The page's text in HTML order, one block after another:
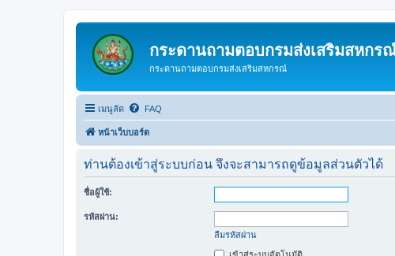
กระดานถามตอบกรมส่งเสริมสหกร
กระดานถามตอบกรมส่งเสริมสหกรณ์
เมนูลัด FAQ
หน้าเว็บบอร์ด
ท่านต้องเข้าสู่ระบบก่อน จึงจะสามารถดูข้อมูลส่วนตัวได้
ชื่อผู้ใช้:
รหัสผ่าน:
ลืมรหัสผ่าน
เข้าสู่ระบบอัตโนมัติ